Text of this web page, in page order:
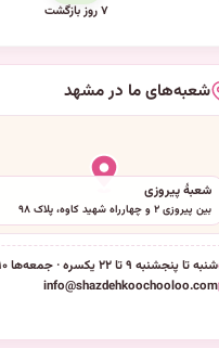
۷ روز بازگشت
شعبه‌های ما در مشهد
شعبهٔ پیروزی
بین پیروزی ۲ و چهارراه شهید کاوه، پلاک ۹۸
شنبه تا پنجشنبه ۹ تا ۲۲ یکسره · جمعه‌ها ۱۰ تا ۱۴ و ۱۶ تا ۲۱
info@shazdehkoochooloo.com